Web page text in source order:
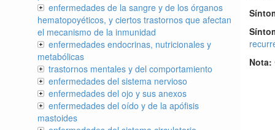
Nota:
enfermedades de la sangre y de los órganos
hematopoyéticos, y ciertos trastornos que afectan
el mecanismo de la inmunidad
enfermedades endocrinas, nutricionales y
metabólicas
trastornos mentales y del comportamiento
enfermedades del sistema nervioso
enfermedades del ojo y sus anexos
enfermedades del oído y de la apófisis
mastoides